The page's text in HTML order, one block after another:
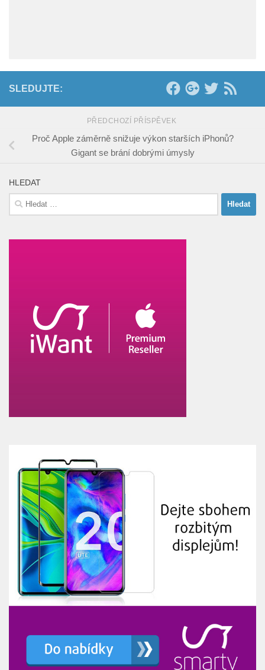
SLEDUJTE:
PŘEDCHOZÍ PŘÍSPĚVEK
Proč Apple záměrně snižuje výkon starších iPhonů?
Gigant se brání dobrými úmysly
HLEDAT
Vyhledávání